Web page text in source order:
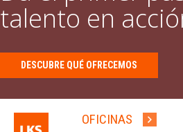
talento en
DESCUBRE QUÉ OFRECEMOS
OFICINAS